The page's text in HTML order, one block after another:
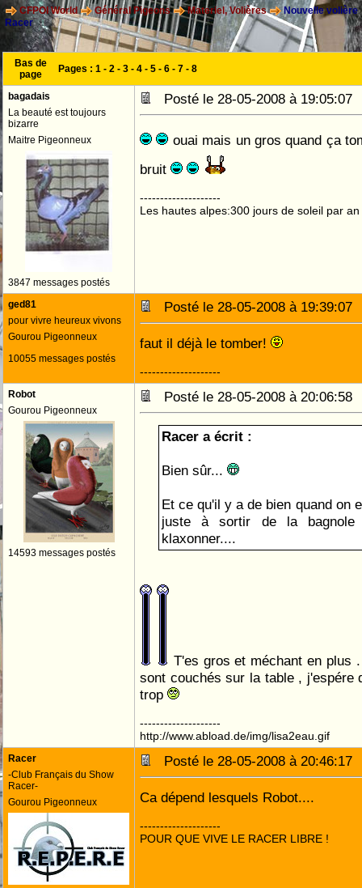
CFPOI World Général Pigeons Materiel, Volières
Nouvelle volière
Racer
Bas de
page
Pages : 1 - 2 - 3 - 4 - 5 - 6 - 7 - 8
bagadais
La beauté est toujours
bizarre
Maitre Pigeonneux
3847 messages postés
Posté le 28-05-2008 à
ouai mais un gros quand ça
bruit
--------------------
Les hautes alpes:300 jours de soleil par an
ged81
pour vivre heureux vivons
Gourou Pigeonneux
10055 messages postés
Posté le 28-05-2008 à
faut il déjà le tomber!
--------------------
Robot
Gourou Pigeonneux
14593 messages postés
Posté le 28-05-2008 à
Racer a écrit :
Bien sûr...
Et ce qu'il y a de bien quand on
juste à sortir de la
klaxonner....
T'es gros et méchant en plus
sont couchés sur la table , j'espére
trop
--------------------
http://www.abload.de/img/lisa2eau.gif
Racer
-Club Français du Show
Racer-
Gourou Pigeonneux
Posté le 28-05-2008 à
Ca dépend lesquels Robot....
--------------------
POUR QUE VIVE LE RACER LIBRE !